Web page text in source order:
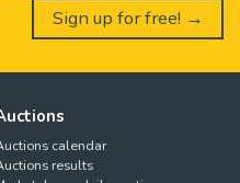
Sign up for free! →
calendar
results